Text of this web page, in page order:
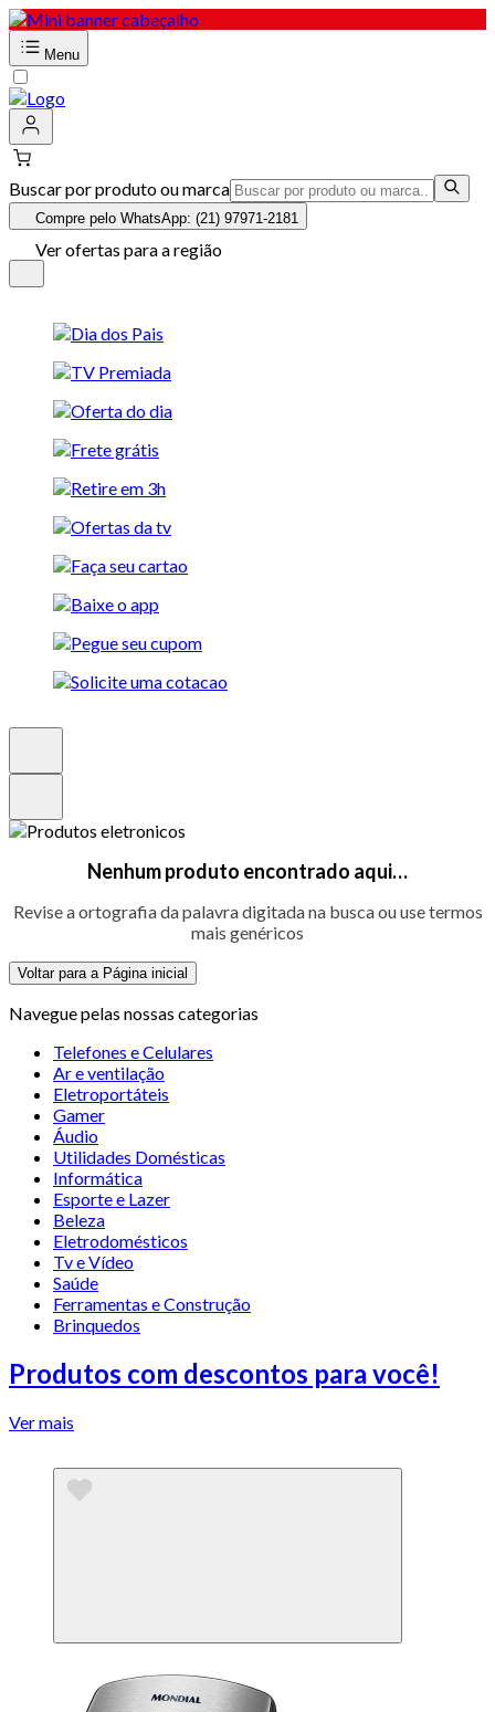
Menu
Buscar por produto ou marca
Compre pelo WhatsApp: (21) 97971-2181
Ver ofertas para a região
Nenhum produto encontrado aqui…
Revise a ortografia da palavra digitada na busca ou use termos
mais genéricos
Voltar para a Página inicial
Navegue pelas nossas categorias
Telefones e Celulares
Ar e ventilação
Eletroportáteis
Gamer
Áudio
Utilidades Domésticas
Informática
Esporte e Lazer
Beleza
Eletrodomésticos
Tv e Vídeo
Saúde
Ferramentas e Construção
Brinquedos
Produtos com descontos para você!
Ver mais